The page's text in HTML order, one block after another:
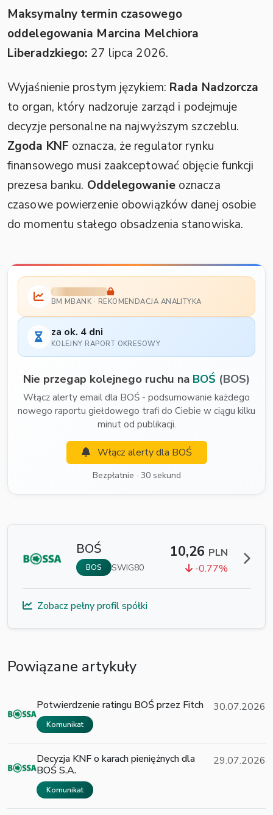
Maksymalny termin czasowego
oddelegowania Marcina Melchiora
Liberadzkiego: 27 lipca 2026.
Wyjaśnienie prostym językiem: Rada Nadzorcza
to organ, który nadzoruje zarząd i podejmuje
decyzje personalne na najwyższym szczeblu.
Zgoda KNF oznacza, że regulator rynku
finansowego musi zaakceptować objęcie funkcji
prezesa banku. Oddelegowanieoznacza
czasowe powierzenie obowiązków danej osobie
do momentu stałego obsadzenia stanowiska.
BM MBANK · REKOMENDACJA ANALITYKA
za ok. 4 dni
KOLEJNY RAPORT OKRESOWY
Nie przegap kolejnego ruchu na BOŚ (BOS)
Włącz alerty email dla BOŚ - podsumowanie każdego
nowego raportu giełdowego trafi do Ciebie w ciągu kilku
minut od publikacji.
Włącz alerty dla BOŚ
Bezpłatnie · 30 sekund
BOŚ
BOS SWIG80
10,26 PLN
-0.77%
Zobacz pełny profil spółki
Powiązane artykuły
Potwierdzenie ratingu BOŚ przez Fitch
Komunikat
30.07.2026
Decyzja KNF o karach pieniężnych dla
BOŚ S.A.
Komunikat
29.07.2026